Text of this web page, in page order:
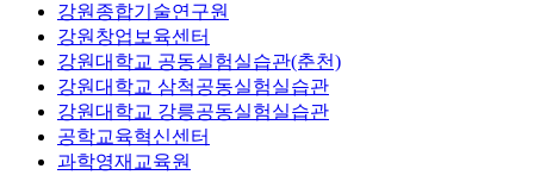
강원종합기술연구원
강원창업보육센터
강원대학교 공동실험실습관(춘천)
강원대학교 삼척공동실험실습관
강원대학교 강릉공동실험실습관
공학교육혁신센터
과학영재교육원